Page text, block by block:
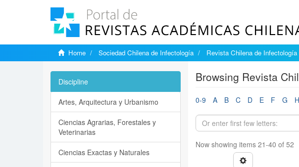
Home Sociedad Chilena de Infectología Revista Chilena de Infectología
Browsing Revista
0-9 A B C D E F G H
Now showing items 21-40 of 52
Discipline
Artes, Arquitectura y Urbanismo
Ciencias Agrarias, Forestales y
Veterinarias
Ciencias Exactas y Naturales